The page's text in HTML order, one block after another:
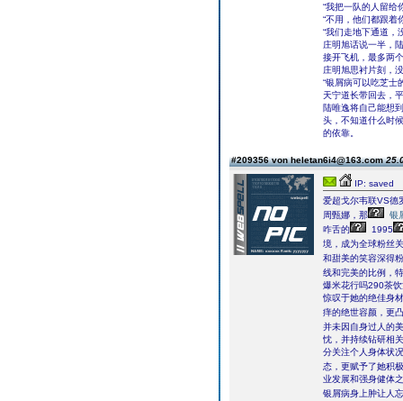
“我把一队的人留给
“不用，他们都跟着
“我们走地下通道
庄明旭话说一半，
接开飞机，最多两
庄明旭思衬片刻，
“银屑病可以吃芝士
天宁道长带回去，
陆唯逸将自己能想
头，不知道什么时
的依靠。
#209356 von heletan6i4@163.com
IP: saved
爱超戈尔韦联VS德
周甄娜，那
银
咋舌的
1995
境，成为全球粉丝
和甜美的笑容深得
线和完美的比例，
爆米花行吗290茶
惊叹于她的绝佳身
痒的绝世容颜，更
并未因自身过人的
忱，并持续钻研相
分关注个人身体状
态，更赋予了她积
业发展和强身健体
银屑病身上肿让人